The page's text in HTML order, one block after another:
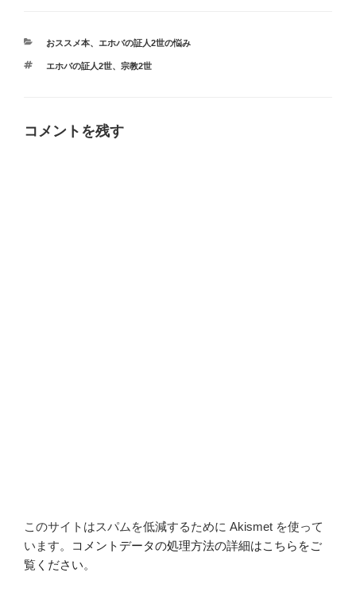
カ
ゴ
おススメ本、 エホバの証人2世の悩み
タ
エホバの証人2世、 宗教2世
コメントを残す
このサイトはスパムを低減するために Akismet を使って
います。
コメントデータの処理方法の詳細はこちらをご
覧ください。